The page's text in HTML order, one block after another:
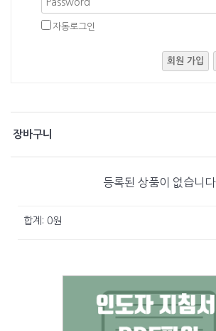
자동로그인
회원 가입
장바구니
등록된 상품이 없습니다
합계: 0원